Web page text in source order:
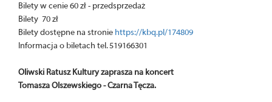
Bilety w cenie 60 zł - przedsprzedaż
Bilety 70 zł
Bilety dostępne na stronie https://kbq.pl/174809
Informacja o biletach tel. 519166301
Oliwski Ratusz Kultury zaprasza na koncert
Tomasza Olszewskiego - Czarna Tęcza.